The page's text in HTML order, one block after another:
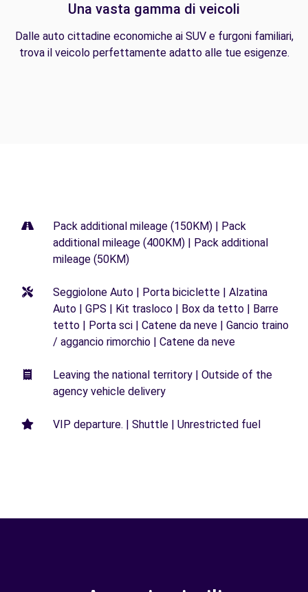
Una vasta gamma di veicoli
Dalle auto cittadine economiche ai SUV e furgoni familiari,
trova il veicolo perfettamente adatto alle tue esigenze.
Pack additional mileage (150KM) | Pack
additional mileage (400KM) | Pack additional
mileage (50KM)
Seggiolone Auto | Porta biciclette | Alzatina
Auto | GPS | Kit trasloco | Box da tetto | Barre
tetto | Porta sci | Catene da neve | Gancio traino
/ aggancio rimorchio | Catene da neve
Leaving the national territory | Outside of the
agency vehicle delivery
VIP departure. | Shuttle | Unrestricted fuel